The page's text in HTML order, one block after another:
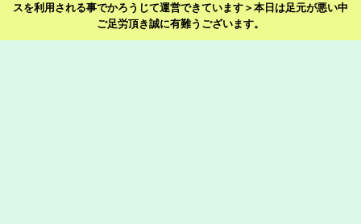
スを利用される事でかろうじて運営できています＞本日は足元が悪い中
ご足労頂き誠に有難うございます。